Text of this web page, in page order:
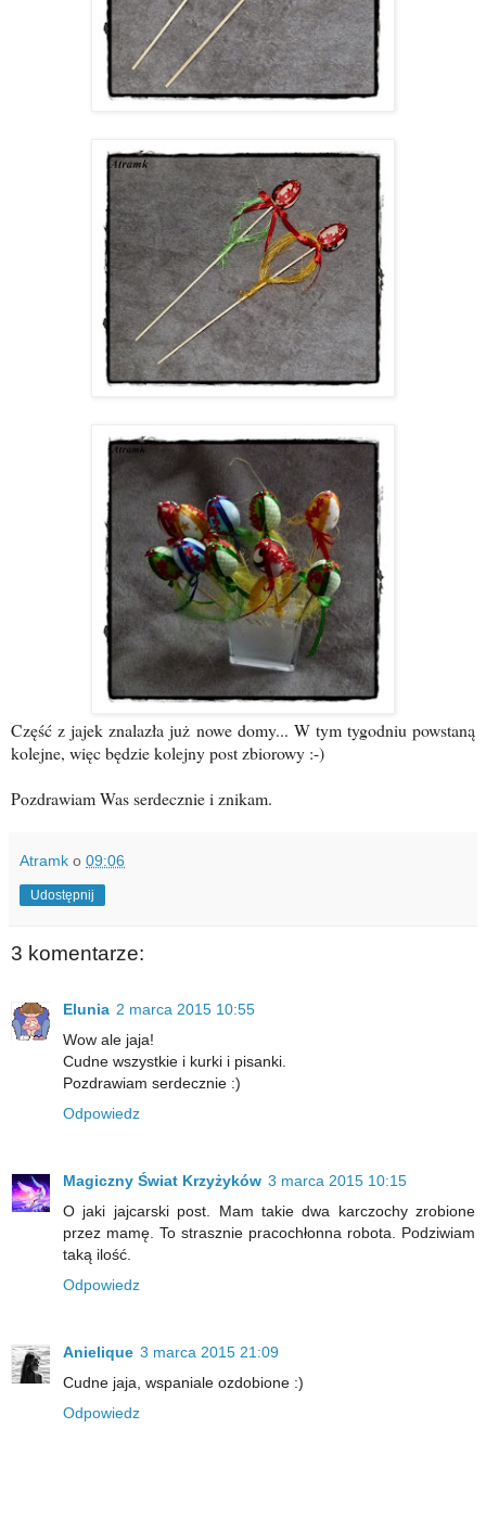
Część z jajek znalazła już nowe domy... W tym tygodniu powstaną
kolejne, więc będzie kolejny post zbiorowy :-)
Pozdrawiam Was serdecznie i znikam.
Atramk o 09:06
Udostępnij
3 komentarze:
Elunia 2 marca 2015 10:55
Wow ale jaja!
Cudne wszystkie i kurki i pisanki.
Pozdrawiam serdecznie :)
Odpowiedz
Magiczny Świat Krzyżyków 3 marca 2015 10:15
O jaki jajcarski post. Mam takie dwa karczochy zrobione
przez mamę. To strasznie pracochłonna robota. Podziwiam
taką ilość.
Odpowiedz
Anielique 3 marca 2015 21:09
Cudne jaja, wspaniale ozdobione :)
Odpowiedz